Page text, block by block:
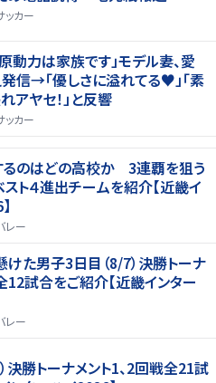
ッカー
動力は家族です」モデル妻、愛
信→「優しさに溢れてる♥」「素
アヤセ！」と反響
ッカー
るのはどの高校か 3連覇を狙う
ト４進出チームを紹介【近畿イ
レー
けた男子3日目（8/7）決勝トーナ
12試合をご紹介【近畿インター
レー
決勝トーナメント1、2回戦全21試